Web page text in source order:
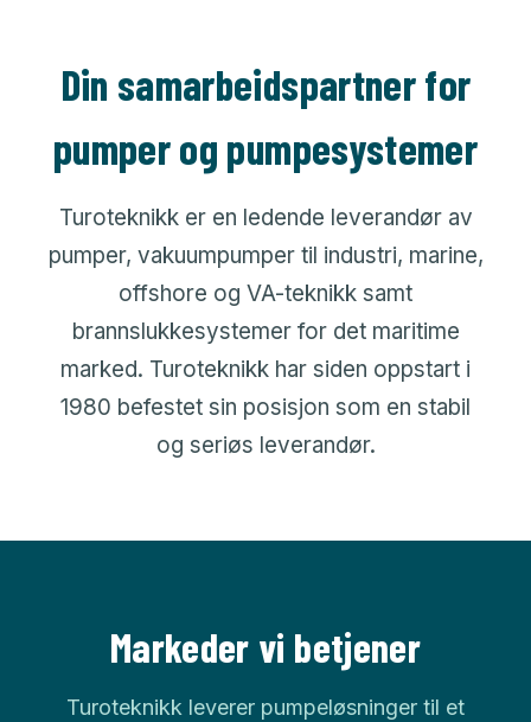
Din samarbeidspartner for
pumper og pumpesystemer
Turoteknikk er en ledende leverandør av
pumper, vakuumpumper til industri, marine,
offshore og VA-teknikk samt
brannslukkesystemer for det maritime
marked. Turoteknikk har siden oppstart i
1980 befestet sin posisjon som en stabil
og seriøs leverandør.
Markeder vi betjener
Turoteknikk leverer pumpeløsninger til et